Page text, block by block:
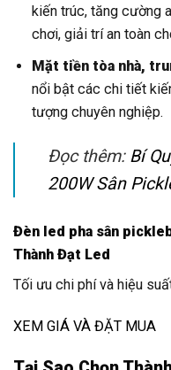
kiến trúc, tăng cường
chơi, giải trí an toàn
Mặt tiền tòa nhà,
nổi bật các chi tiết
tượng chuyên nghiệp.
Đọc thêm: Bí
200W Sân
Đèn led pha sân
Thành Đạt Led
Tối ưu chi phí và hiệu
XEM GIÁ VÀ ĐẶT MUA